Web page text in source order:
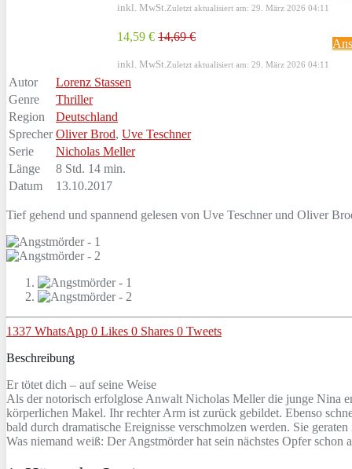
inkl. MwSt. Zuletzt aktualisiert am: 29. März 2026 04:11
14,59 € 14,69 €
inkl. MwSt. Zuletzt aktualisiert am: 29. März 2026 04:11
Autor
Lorenz Stassen
Genre
Thriller
Region
Deutschland
Sprecher Oliver Brod, Uve Teschner
Serie
Nicholas Meller
Länge
8 Std. 14 min.
Datum
13.10.2017
Tief gehend und spannend gelesen von Uve Teschner und Oliver
1337 WhatsApp 0 Likes 0 Shares 0 Tweets
Beschreibung
Er tötet dich – auf seine Weise
Als der notorisch erfolglose Anwalt Nicholas Meller die junge Nina
körperlichen Makel. Ihr rechter Arm ist zurück gebildet. Ebenso
bald durch dramatische Ereignisse verschmolzen werden. Sie
Was niemand weiß: Der Angstmörder hat sein nächstes Opfer schon